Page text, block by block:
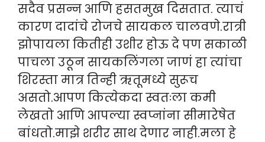
सदैव प्रसन्न आणि हसतमुख दिसतात. त्याचं
कारण दादांचे रोजचे सायकल चालवणे.रात्री
झोपायला कितीही उशीर होऊ दे पण सकाळी
पाचला उठून सायकलिंगला जाणं हा त्यांचा
शिरस्ता मात्र तिन्ही ऋतूमध्ये सुरूच
असतो.आपण कित्येकदा स्वतःला कमी
लेखतो आणि आपल्या स्वप्नांना सीमारेषेत
बांधतो.माझे शरीर साथ देणार नाही.मला हे